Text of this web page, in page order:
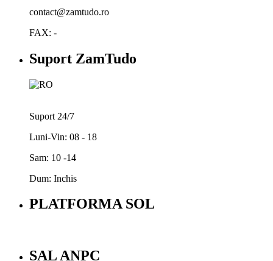
contact@zamtudo.ro
FAX: -
Suport ZamTudo
Suport 24/7
Luni-Vin: 08 - 18
Sam: 10 -14
Dum: Inchis
PLATFORMA SOL
SAL ANPC